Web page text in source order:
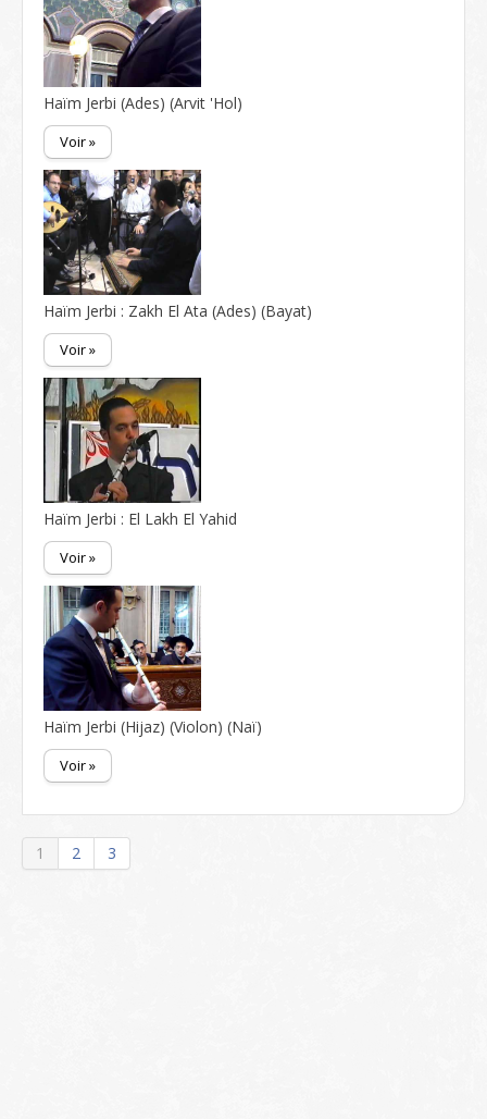
Haïm Jerbi (Ades) (Arvit 'Hol)
Voir »
Haïm Jerbi : Zakh El Ata (Ades) (Bayat)
Voir »
Haïm Jerbi : El Lakh El Yahid
Voir »
Haïm Jerbi (Hijaz) (Violon) (Naï)
Voir »
1 2 3